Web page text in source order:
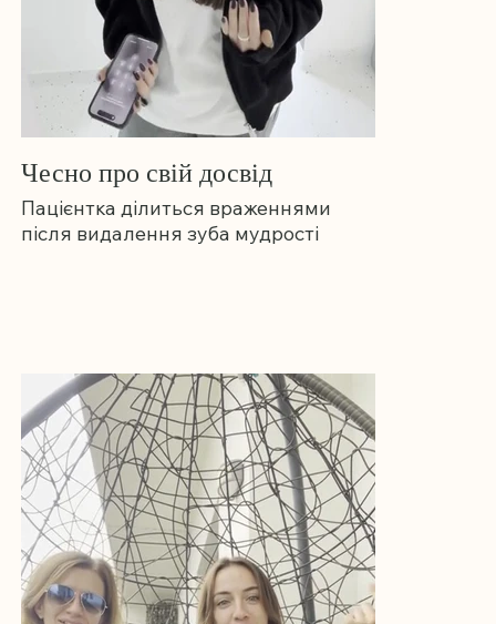
Чесно про свій досвід
Пацієнтка ділиться враженнями
після видалення зуба мудрості